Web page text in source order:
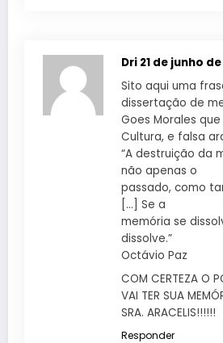
Dri 21 de junho de
Sito aqui uma
dissertação de
Goes Morales
Cultura, e falsa
“A destruição da
não apenas o
passado, como
[…] Se a
memória se
dissolve.”
Octávio Paz
COM CERTEZA O
VAI TER SUA
SRA. ARACELIS!!!!!!
Responder